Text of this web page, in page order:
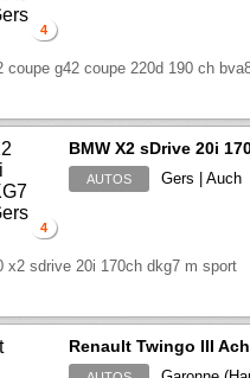
4
coupe g42 coupe 220d 190 ch
4
BMW X2 sDrive 20i
AUTOS Gers | Auch
x2 sdrive 20i 170ch dkg7 m sport
Renault Twingo III